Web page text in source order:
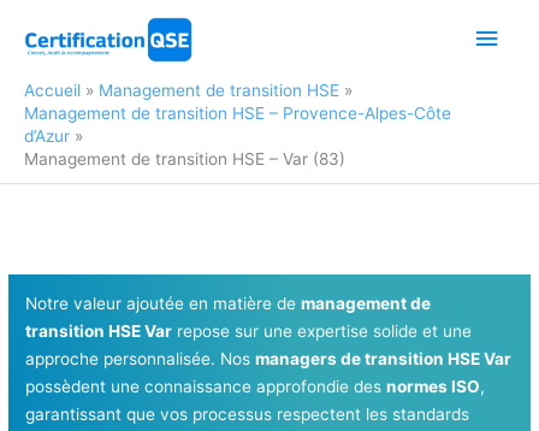
Accueil
Management de transition HSE
Management de transition HSE – Provence-Alpes-Côte
d’Azur
Management de transition HSE – Var (83)
Notre valeur ajoutée en matière demanagement de
transition HSE Var repose sur une expertise solide et une
approche personnalisée. Nosmanagers de transition HSE Var
possèdent une connaissance approfondie desnormes ISO,
garantissant que vos processus respectent les standards